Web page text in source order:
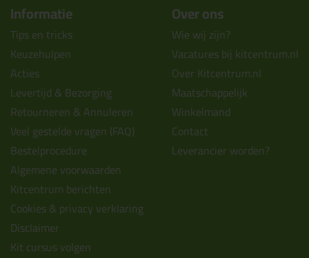
Informatie
Tips en tricks
Keuzehulpen
Acties
Levertijd & Bezorging
Retourneren & Annuleren
Veel gestelde vragen (FAQ)
Bestelprocedure
Algemene voorwaarden
Kitcentrum berichten
Cookies & privacy verklaring
Disclaimer
Kit cursus volgen
Over ons
Wie wij zijn?
Vacatures bij kitcentrum.nl
Over Kitcentrum.nl
Maatschappelijk
Winkelmand
Contact
Leverancier worden?